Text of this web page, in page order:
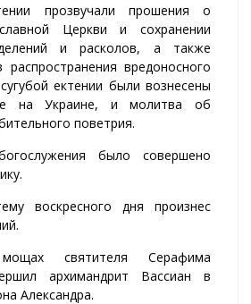
прозвучали прошения о
Церкви и сохранении
и расколов, а также
вредоносного
ектении были вознесены
на Украине, и молитва об
поветрия.
было совершено
воскресного дня произнес
святителя Серафима
архимандрит Вассиан в
Александра.